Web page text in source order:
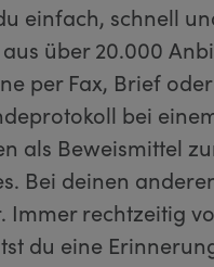
einfach, schnell
über 20.000
per Fax, Brief
bei
als Beweismittel
Bei deinen
Immer rechtzeitig
du eine